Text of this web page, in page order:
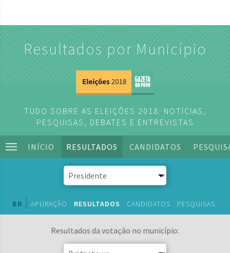
Resultados por Município
TUDO SOBRE AS ELEIÇÕES 2018: NOTÍCIAS,
PESQUISAS, DEBATES E ENTREVISTAS
INÍCIO RESULTADOS CANDIDATOS
BR APURAÇÃO RESULTADOS CANDIDATOS PESQUISAS
Resultados da votação no município: